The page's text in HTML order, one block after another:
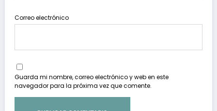
Correo electrónico
Guarda mi nombre, correo electrónico y web en este
navegador para la próxima vez que comente.